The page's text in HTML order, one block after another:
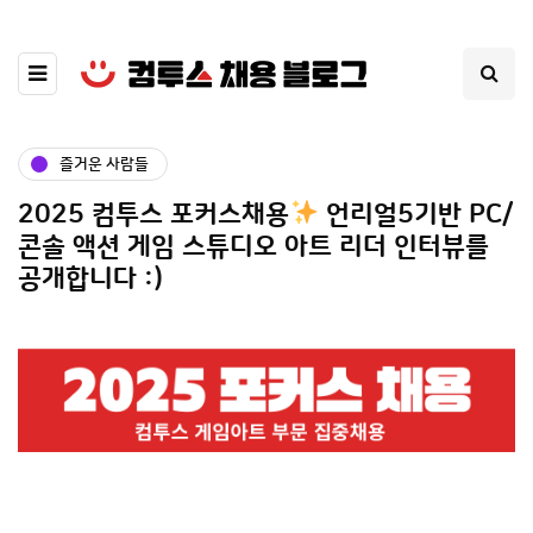
즐거운 사람들
2025 컴투스 포커스채용
언리얼5기반 PC/
콘솔 액션 게임 스튜디오 아트 리더 인터뷰를
공개합니다 :)